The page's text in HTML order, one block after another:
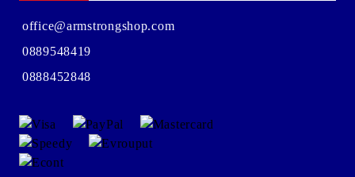
office@armstrongshop.com
0889548419
0888452848